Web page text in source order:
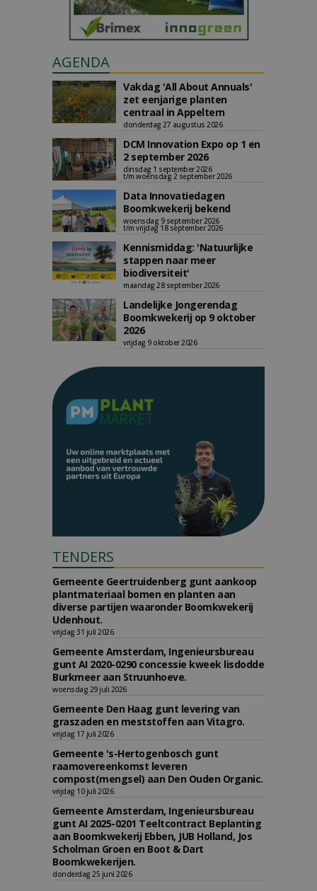
AGENDA
Vakdag 'All About Annuals'
zet eenjarige planten
centraal in Appeltern
donderdag 27 augustus 2026
DCM Innovation Expo op 1 en
2 september 2026
dinsdag 1 september 2026
t/m woensdag 2 september 2026
Data Innovatiedagen
Boomkwekerij bekend
woensdag 9 september 2026
t/m vrijdag 18 september 2026
Kennismiddag: 'Natuurlijke
stappen naar meer
biodiversiteit'
maandag 28 september 2026
Landelijke Jongerendag
Boomkwekerij op 9 oktober
2026
vrijdag 9 oktober 2026
TENDERS
Gemeente Geertruidenberg gunt aankoop
plantmateriaal bomen en planten aan
diverse partijen waaronder Boomkwekerij
Udenhout.
vrijdag 31 juli 2026
Gemeente Amsterdam, Ingenieursbureau
gunt AI 2020-0290 concessie kweek lisdodde
Burkmeer aan Struunhoeve.
woensdag 29 juli 2026
Gemeente Den Haag gunt levering van
graszaden en meststoffen aan Vitagro.
vrijdag 17 juli 2026
Gemeente 's-Hertogenbosch gunt
raamovereenkomst leveren
compost(mengsel) aan Den Ouden Organic.
vrijdag 10 juli 2026
Gemeente Amsterdam, Ingenieursbureau
gunt AI 2025-0201 Teeltcontract Beplanting
aan Boomkwekerij Ebben, JUB Holland, Jos
Scholman Groen en Boot & Dart
Boomkwekerijen.
donderdag 25 juni 2026